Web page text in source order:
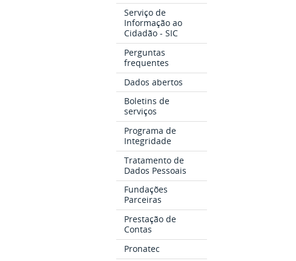
Serviço de
Informação ao
Cidadão - SIC
Perguntas
frequentes
Dados abertos
Boletins de
serviços
Programa de
Integridade
Tratamento de
Dados Pessoais
Fundações
Parceiras
Prestação de
Contas
Pronatec